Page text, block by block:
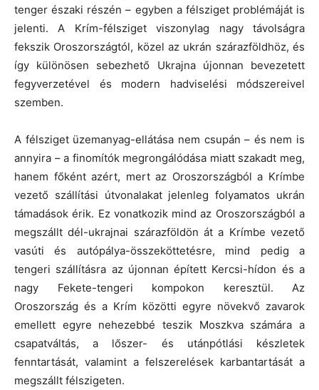
tenger északi részén – egyben a félsziget problémáját is
jelenti. A Krím-félsziget viszonylag nagy távolságra
fekszik Oroszországtól, közel az ukrán szárazföldhöz, és
így különösen sebezhető Ukrajna újonnan bevezetett
fegyverzetével és modern hadviselési módszereivel
szemben.
A félsziget üzemanyag-ellátása nem csupán – és nem is
annyira – a finomítók megrongálódása miatt szakadt meg,
hanem főként azért, mert az Oroszországból a Krímbe
vezető szállítási útvonalakat jelenleg folyamatos ukrán
támadások érik. Ez vonatkozik mind az Oroszországból a
megszállt dél-ukrajnai szárazföldön át a Krímbe vezető
vasúti és autópálya-összeköttetésre, mind pedig a
tengeri szállításra az újonnan épített Kercsi-hídon és a
nagy Fekete-tengeri kompokon keresztül. Az
Oroszország és a Krím közötti egyre növekvő zavarok
emellett egyre nehezebbé teszik Moszkva számára a
csapatváltás, a lőszer- és utánpótlási készletek
fenntartását, valamint a felszerelések karbantartását a
megszállt félszigeten.